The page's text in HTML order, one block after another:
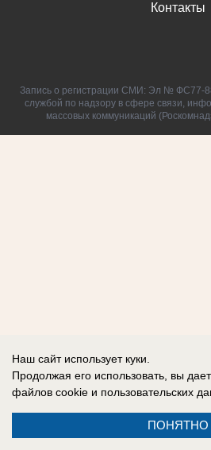
Контакты
Запись о регистрации СМИ: Эл № ФС77-
службой по надзору в сфере связи,
массовых коммуникаций
Наш сайт использует куки.
Продолжая его использовать, вы
файлов cookie и пользовательских
ПОНЯТНО